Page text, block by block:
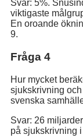
Svar: 5%.
viktigaste
En oroande
9.
Fråga 4
Hur mycket
sjukskrivning
svenska
Svar: 26
på sjukskrivning